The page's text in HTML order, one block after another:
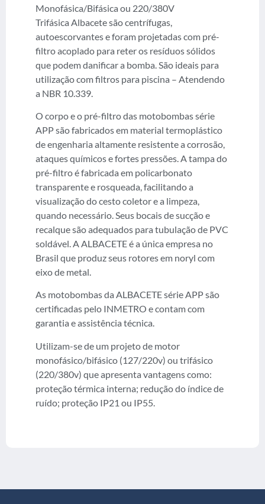
Monofásica/Bifásica ou 220/380V
Trifásica Albacete são centrífugas,
autoescorvantes e foram projetadas com pré-
filtro acoplado para reter os resíduos sólidos
que podem danificar a bomba. São ideais para
utilização com filtros para piscina – Atendendo
a NBR 10.339.
O corpo e o pré-filtro das motobombas série
APP são fabricados em material termoplástico
de engenharia altamente resistente a corrosão,
ataques químicos e fortes pressões. A tampa do
pré-filtro é fabricada em policarbonato
transparente e rosqueada, facilitando a
visualização do cesto coletor e a limpeza,
quando necessário. Seus bocais de sucção e
recalque são adequados para tubulação de PVC
soldável. A ALBACETE é a única empresa no
Brasil que produz seus rotores em noryl com
eixo de metal.
As motobombas da ALBACETE série APP são
certificadas pelo INMETRO e contam com
garantia e assistência técnica.
Utilizam-se de um projeto de motor
monofásico/bifásico (127/220v) ou trifásico
(220/380v) que apresenta vantagens como:
proteção térmica interna; redução do índice de
ruído; proteção IP21 ou IP55.